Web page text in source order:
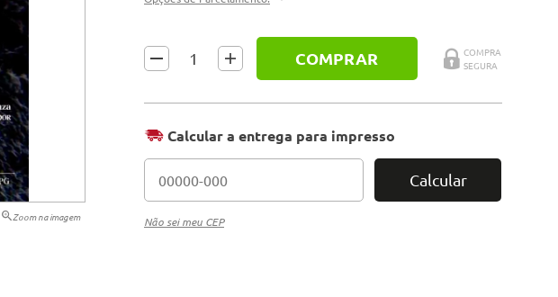
Zoom na imagem
COMPRAR
Calcular a entrega para impresso
Calcular
Não sei meu CEP